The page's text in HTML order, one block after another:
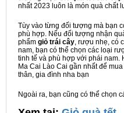
nhất 2023 luôn là món quà chất
Tùy vào từng đối tượng mà bạn
phù hợp. Nếu đối tượng nhận
phẩm giỏ trái cây, rượu nhẹ, có
nam, bạn có thể chọn các loại
tinh tế và phù hợp với phái nam.
Ma Cai Lào Cai gần nhất để
thân, gia đình nha bạn
Ngoài ra, bạn cũng có thể chọn